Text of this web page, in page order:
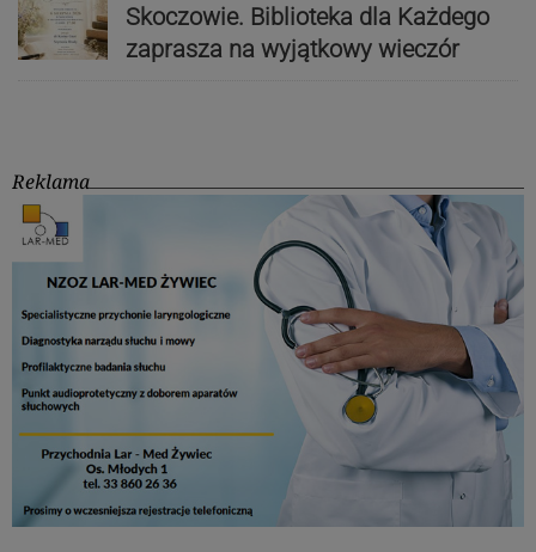
Skoczowie. Biblioteka dla Każdego
zaprasza na wyjątkowy wieczór
Reklama